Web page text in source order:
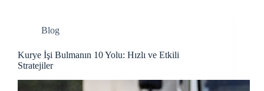
Blog
Kurye İşi Bulmanın 10 Yolu: Hızlı ve Etkili
Stratejiler